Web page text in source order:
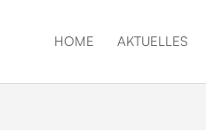
HOME AKTUELLES